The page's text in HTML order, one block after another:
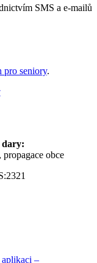
SMS a e-mailů
pro seniory.
dary:
obce
–